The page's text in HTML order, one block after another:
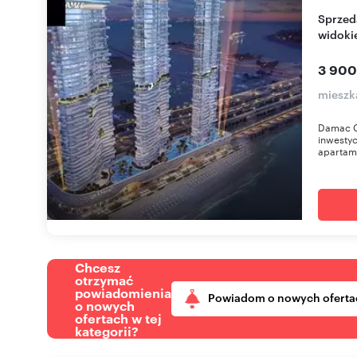
Sprzedam luksusowe apartamenty w Dubaju z
3
Damac
Chcesz
otrzymać
powiadomienia
o nowych
ofertach w tej
kategorii?
Powiadom o nowych